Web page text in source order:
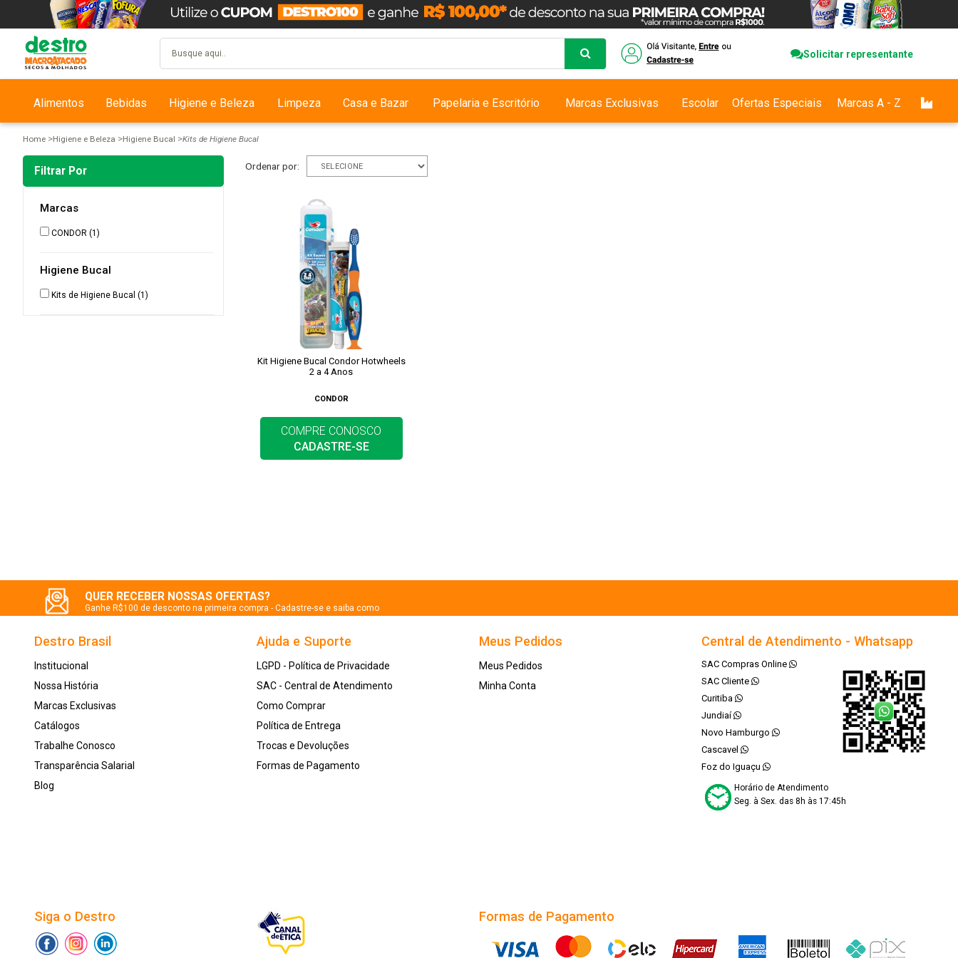
Solicitar representante
Alimentos Bebidas Higiene e Beleza Limpeza Casa e Bazar Papelaria e Escritório Marcas Exclusivas Escolar Ofertas Especiais Marcas A - Z
Home Higiene e Beleza Higiene Bucal Kits de Higiene Bucal
Filtrar Por
Marcas
CONDOR (1)
Higiene Bucal
Kits de Higiene Bucal (1)
Ordenar por:
Kit Higiene Bucal Condor Hotwheels
2 a 4 Anos
CONDOR
COMPRE CONOSCO
CADASTRE-SE
QUER RECEBER NOSSAS OFERTAS?
Ganhe R$100 de desconto na primeira compra - Cadastre-se e saiba como
Destro Brasil
Institucional
Nossa História
Marcas Exclusivas
Catálogos
Trabalhe Conosco
Transparência Salarial
Blog
Ajuda e Suporte
LGPD - Política de Privacidade
SAC - Central de Atendimento
Como Comprar
Política de Entrega
Trocas e Devoluções
Formas de Pagamento
Meus Pedidos
Meus Pedidos
Minha Conta
Central de Atendimento - Whatsapp
SAC Compras Online
SAC Cliente
Curitiba
Jundiaí
Novo Hamburgo
Cascavel
Foz do Iguaçu
Horário de Atendimento
Seg. à Sex. das 8h às 17:45h
Siga o Destro Formas de Pagamento